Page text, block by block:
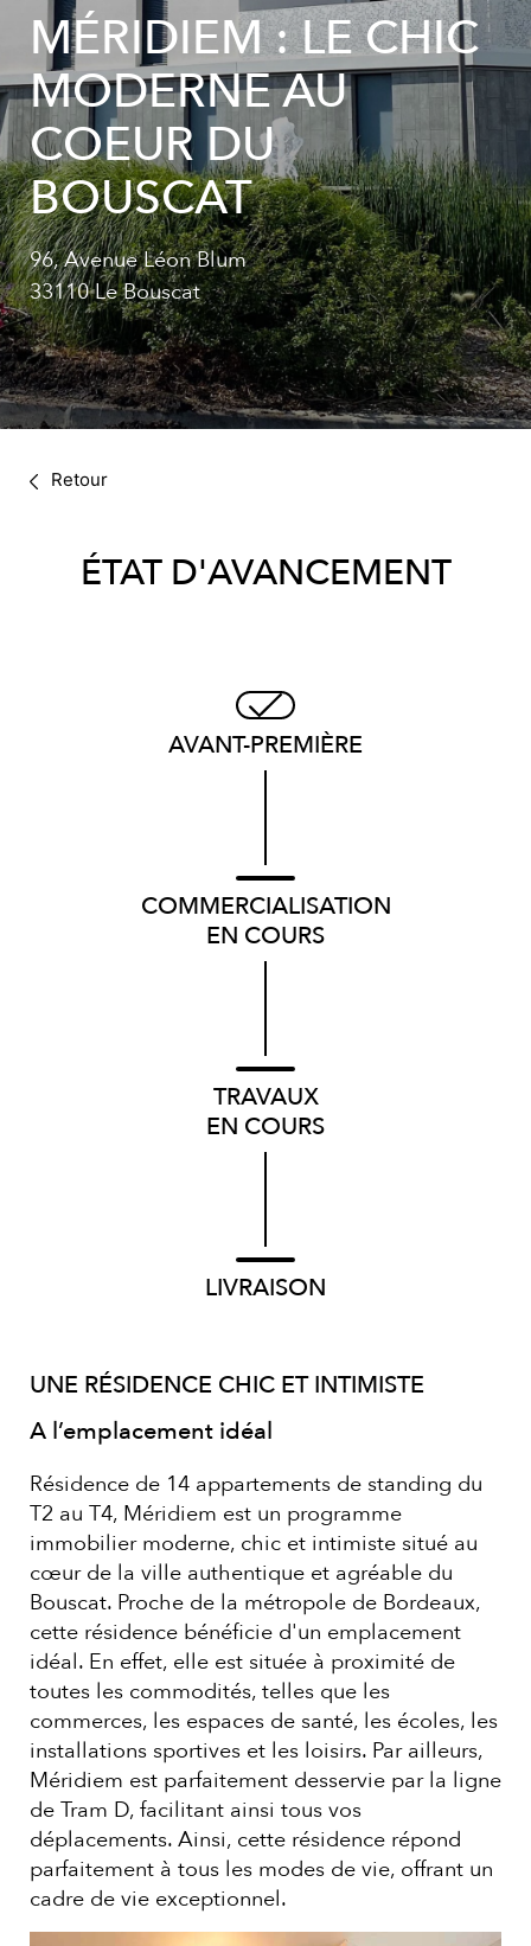
MÉRIDIEM : LE CHIC
MODERNE AU
COEUR DU
BOUSCAT
96, Avenue Léon Blum
33110 Le Bouscat
Retour
ÉTAT D'AVANCEMENT
AVANT-PREMIÈRE
COMMERCIALISATION
EN COURS
TRAVAUX
EN COURS
LIVRAISON
UNE RÉSIDENCE CHIC ET INTIMISTE
A l’emplacement idéal
Résidence de 14 appartements de standing du
T2 au T4, Méridiem est un programme
immobilier moderne, chic et intimiste situé au
cœur de la ville authentique et agréable du
Bouscat. Proche de la métropole de Bordeaux,
cette résidence bénéficie d'un emplacement
idéal. En effet, elle est située à proximité de
toutes les commodités, telles que les
commerces, les espaces de santé, les écoles, les
installations sportives et les loisirs. Par ailleurs,
Méridiem est parfaitement desservie par la ligne
de Tram D, facilitant ainsi tous vos
déplacements. Ainsi, cette résidence répond
parfaitement à tous les modes de vie, offrant un
cadre de vie exceptionnel.